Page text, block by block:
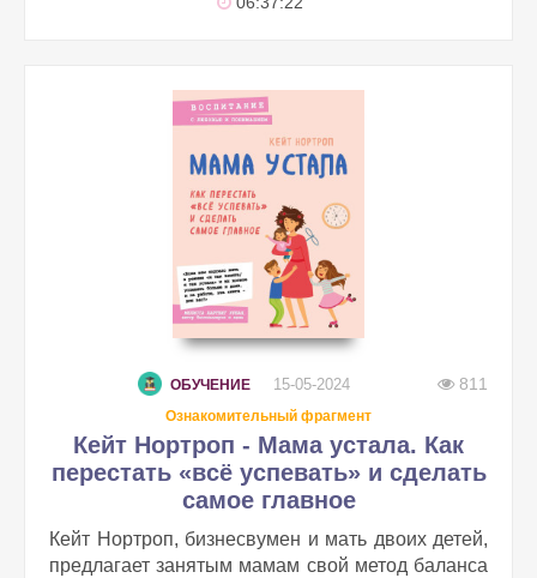
ОБУЧЕНИЕ 15-05-2024 811
Ознакомительный фрагмент
Кейт Нортроп - Мама устала. Как
перестать «всё успевать» и сделать
самое главное
Кейт Нортроп, бизнесвумен и мать двоих детей,
предлагает занятым мамам свой метод баланса